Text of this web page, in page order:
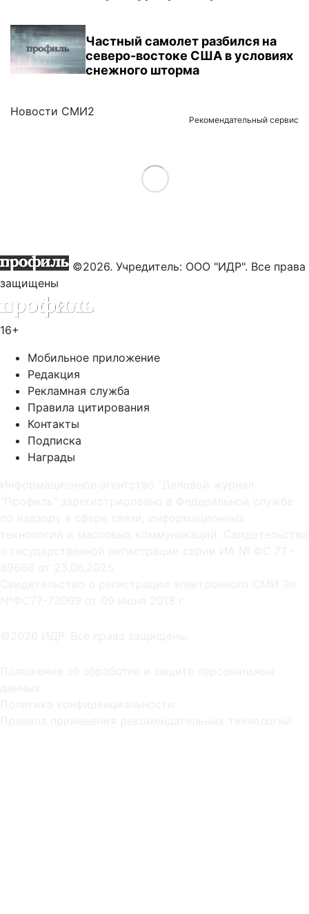
Частный самолет разбился на
северо-востоке США в условиях
снежного шторма
Новости СМИ2
Рекомендательный сервис
Load More
©2026. Учредитель: ООО "ИДР". Все права
защищены
16+
Мобильное приложение
Редакция
Рекламная служба
Правила цитирования
Контакты
Подписка
Награды